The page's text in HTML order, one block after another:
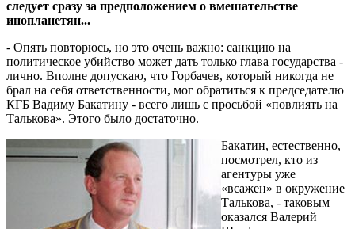
следует сразу за предположением о вмешательстве
инопланетян...
- Опять повторюсь, но это очень важно: санкцию на
политическое убийство может дать только глава государства -
лично. Вполне допускаю, что Горбачев, который никогда не
брал на себя ответственности, мог обратиться к председателю
КГБ Вадиму Бакатину - всего лишь с просьбой «повлиять на
Талькова». Этого было достаточно.
Бакатин, естественно,
посмотрел, кто из
агентуры уже
«всажен» в окружение
Талькова, - таковым
оказался Валерий